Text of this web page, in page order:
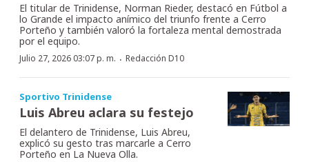
El titular de Trinidense, Norman Rieder, destacó en Fútbol a
lo Grande el impacto anímico del triunfo frente a Cerro
Porteño y también valoró la fortaleza mental demostrada
por el equipo.
Julio 27, 2026 03:07 p. m. · Redacción D10
Sportivo Trinidense
Luis Abreu aclara su festejo
El delantero de Trinidense, Luis Abreu,
explicó su gesto tras marcarle a Cerro
Porteño en La Nueva Olla.